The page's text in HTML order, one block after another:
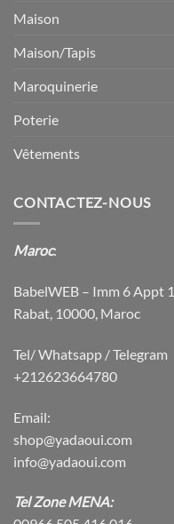
Maison
Maison/Tapis
Maroquinerie
Poterie
Vêtements
CONTACTEZ-NOUS
Maroc:
BabelWEB – Imm 6 Appt
Rabat, 10000, Maroc
Tel/ Whatsapp / Telegram
+212623664780
Email:
shop@yadaoui.com
info@yadaoui.com
Tel Zone MENA: